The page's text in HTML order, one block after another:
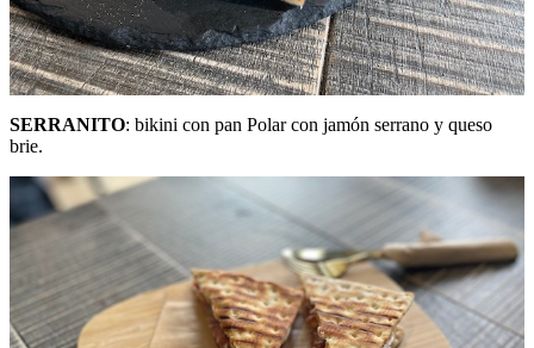
SERRANITO: bikini con pan Polar con jamón serrano y queso
brie.